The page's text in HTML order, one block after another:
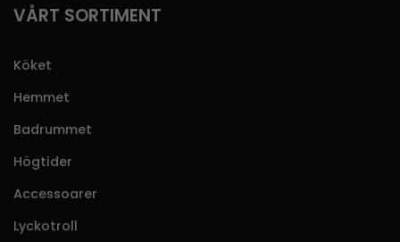
VÅRT SORTIMENT
Köket
Hemmet
Badrummet
Högtider
Accessoarer
Lyckotroll